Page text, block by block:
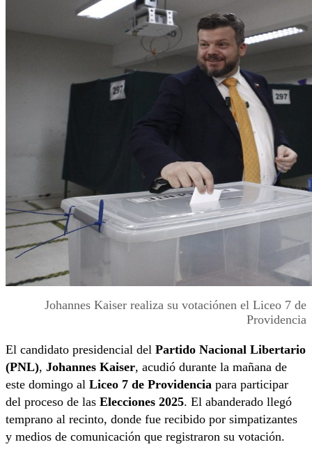
Johannes Kaiser realiza su votaciónen el Liceo 7 de
Providencia
El candidato presidencial del Partido Nacional Libertario
(PNL), Johannes Kaiser, acudió durante la mañana de
este domingo al Liceo 7 de Providencia para participar
del proceso de las Elecciones 2025. El abanderado llegó
temprano al recinto, donde fue recibido por simpatizantes
y medios de comunicación que registraron su votación.